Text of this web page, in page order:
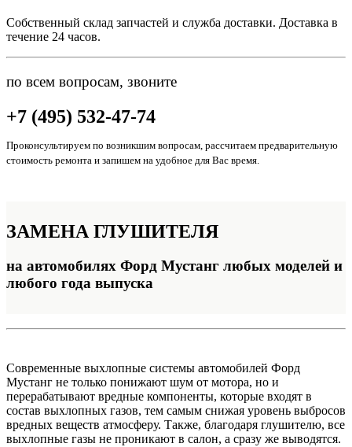
Собственный склад запчастей и служба доставки. Доставка в
течение 24 часов.
по всем вопросам, звоните
+7 (495) 532-47-74
Проконсультируем по возникшим вопросам, рассчитаем предварительную
стоимость ремонта и запишем на удобное для Вас время.
ЗАМЕНА ГЛУШИТЕЛЯ
на автомобилях Форд Мустанг любых моделей и
любого года выпуска
Современные выхлопные системы автомобилей Форд
Мустанг не только понижают шум от мотора, но и
перерабатывают вредные компоненты, которые входят в
состав выхлопных газов, тем самым снижая уровень выбросов
вредных веществ атмосферу. Также, благодаря глушителю, все
выхлопные газы не проникают в салон, а сразу же выводятся.